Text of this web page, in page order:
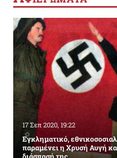
17 Σεπ 2020, 19:22
Εγκληματικό,
παραμένει η Χρυσή Αυγή